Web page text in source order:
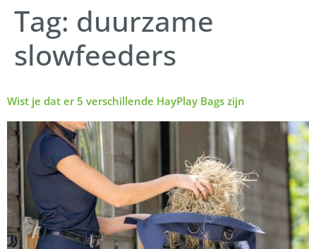
Tag: duurzame
slowfeeders
Wist je dat er 5 verschillende HayPlay Bags zijn